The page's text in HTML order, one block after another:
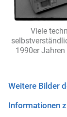
Viele
1990er
Weitere Bilder
Informationen